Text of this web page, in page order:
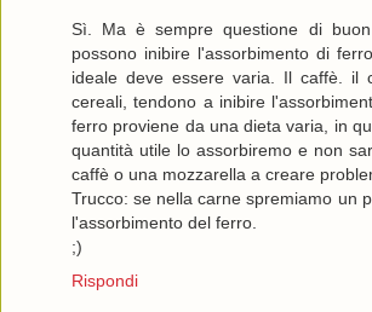
Sì. Ma è sempre questione di
possono inibire l'assorbimento di
ideale deve essere varia. Il caffè. il
cereali, tendono a inibire
ferro proviene da una dieta varia, in
quantità utile lo assorbiremo e non
caffè o una mozzarella a creare
Trucco: se nella carne spremiamo un
l'assorbimento del ferro.
;)
Rispondi